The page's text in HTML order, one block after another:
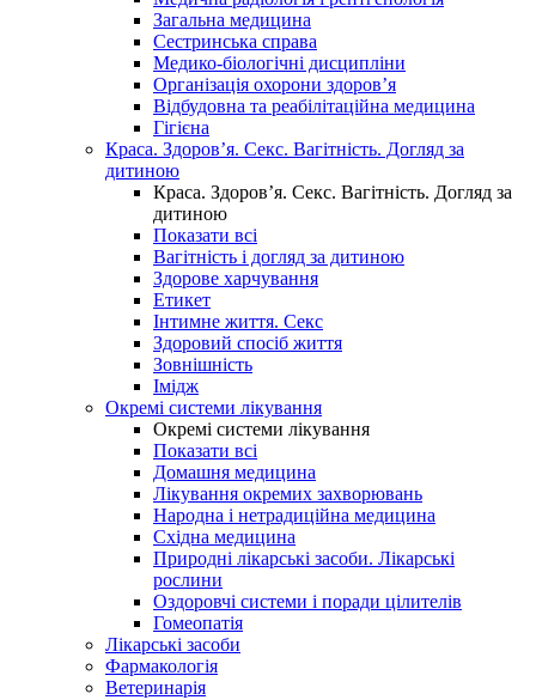
Загальна медицина
Сестринська справа
Медико-біологічні дисципліни
Організація охорони здоров’я
Відбудовна та реабілітаційна медицина
Гігієна
Краса. Здоров’я. Секс. Вагітність. Догляд за
дитиною
Краса. Здоров’я. Секс. Вагітність. Догляд за
дитиною
Показати всі
Вагітність і догляд за дитиною
Здорове харчування
Етикет
Інтимне життя. Секс
Здоровий спосіб життя
Зовнішність
Імідж
Окремі системи лікування
Окремі системи лікування
Показати всі
Домашня медицина
Лікування окремих захворювань
Народна і нетрадиційна медицина
Східна медицина
Природні лікарські засоби. Лікарські
рослини
Оздоровчі системи і поради цілителів
Гомеопатія
Лікарські засоби
Фармакологія
Ветеринарія